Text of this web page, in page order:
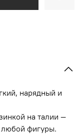
нарядный и
на талии —
любой фигуры.